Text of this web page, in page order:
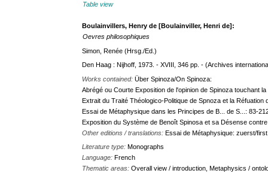
Table view
Boulainvillers, Henry de [Boulainviller, Henri de]:
Oevres philosophiques
Simon, Renée (Hrsg./Ed.)
Den Haag : Nijhoff, 1973. - XVIII, 346 pp. - (Archives
Works contained:Über Spinoza/On Spinoza:
Abrégé ou Courte Exposition de l'opinion de Spinoza touchant
Extrait du Traité Théologico-Politique de Spnoza et la
Essai de Métaphysique dans les Principes de B... de S...: 83-
Exposition du Système de Benoît Spinosa et sa Désense
Other editions / translations:Essai de Métaphysique: zuerst/
Literature type:Monographs
Language:French
Thematic areas:Overall view / introduction, Metaphysics /